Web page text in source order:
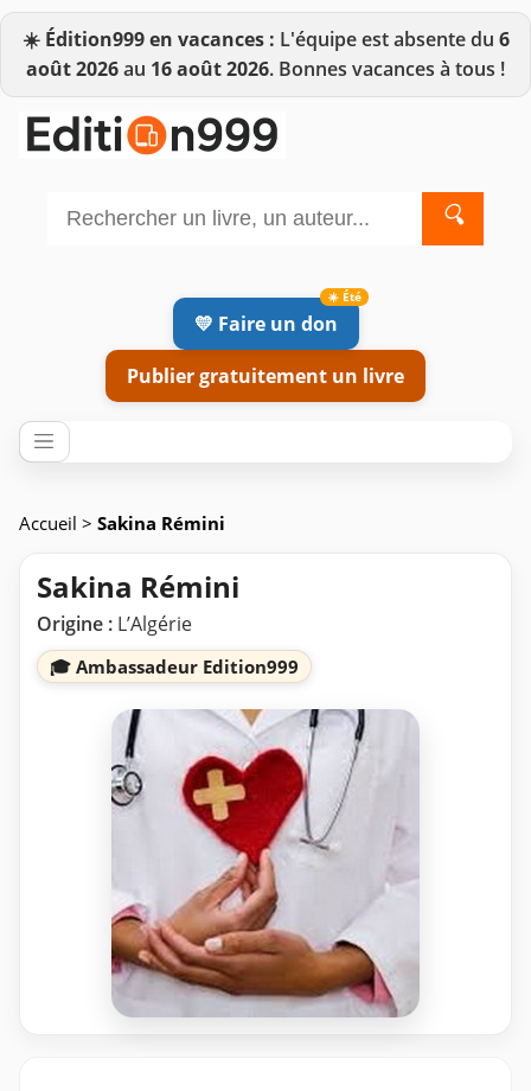
☀️ Édition999 en vacances : L'équipe est absente du 6
août 2026au 16 août 2026. Bonnes vacances à tous !
🔍
💛 Faire un don
Publier gratuitement un livre
Accueil > Sakina Rémini
Sakina Rémini
Origine : L’Algérie
🎓 Ambassadeur Edition999